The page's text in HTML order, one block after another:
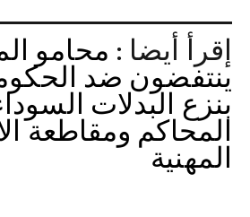
إقرأ أيضا : محامو
ينتفضون ضد
بنزع البدلات
المحاكم ومقاطعة
المهنية